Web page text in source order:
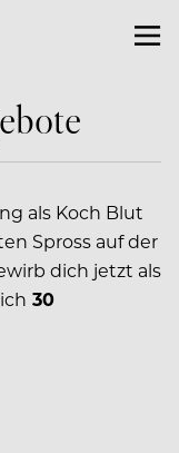
als Koch Blut
Spross auf der
dich jetzt als
30